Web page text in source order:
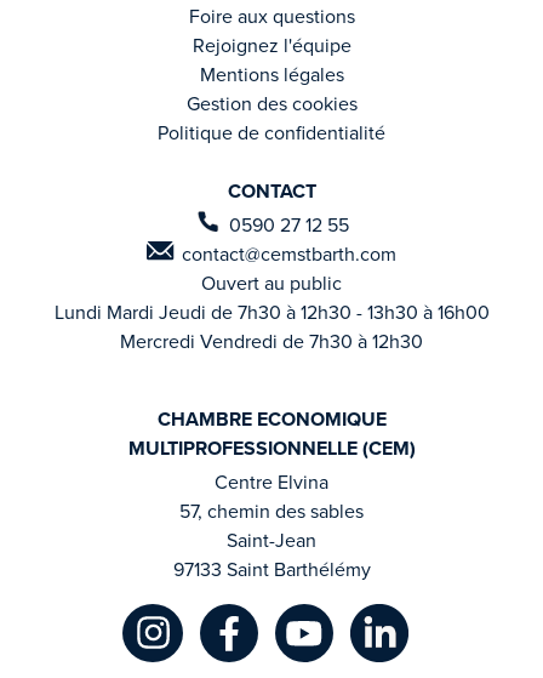
CHAMBRE ECONOMIQUE
MULTIPROFESSIONNELLE (CEM)
Centre Elvina
57, chemin des sables
Saint-Jean
97133 Saint Barthélémy
CONTACT
0590 27 12 55
contact@cemstbarth.com
Ouvert au public
Lundi Mardi Jeudi de 7h30 à 12h30 - 13h30 à 16h00
Mercredi Vendredi de 7h30 à 12h30
Foire aux questions
Rejoignez l'équipe
Mentions légales
Gestion des cookies
Politique de confidentialité